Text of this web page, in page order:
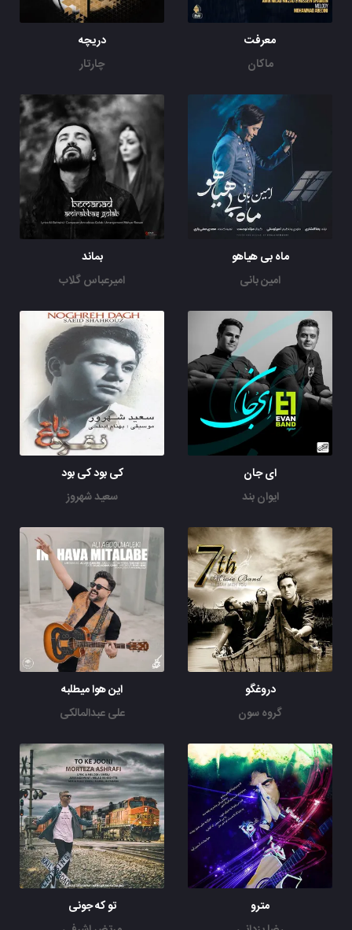
معرفت
ماکان
دریچه
چارتار
ماه بی هیاهو
امین بانی
بماند
امیرعباس گلاب
ای جان
ایوان بند
کی بود کی بود
سعید شهروز
دروغگو
گروه سون
این هوا میطلبه
علی عبدالمالکی
مترو
تو که جونی